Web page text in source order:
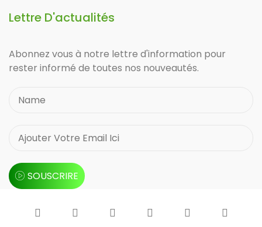
Lettre D'actualités
Abonnez vous à notre lettre d'information pour
rester informé de toutes nos nouveautés.
SOUSCRIRE